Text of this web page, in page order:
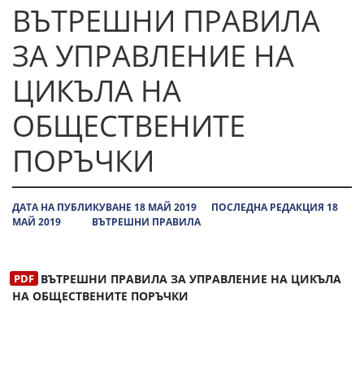
ВЪТРЕШНИ ПРАВИЛА
ЗА УПРАВЛЕНИЕ НА
ЦИКЪЛА НА
ОБЩЕСТВЕНИТЕ
ПОРЪЧКИ
ДАТА НА ПУБЛИКУВАНЕ 18 МАЙ 2019
ПОСЛЕДНА РЕДАКЦИЯ 18
МАЙ 2019
ВЪТРЕШНИ ПРАВИЛА
ВЪТРЕШНИ ПРАВИЛА ЗА УПРАВЛЕНИЕ НА ЦИКЪЛА
НА ОБЩЕСТВЕНИТЕ ПОРЪЧКИ